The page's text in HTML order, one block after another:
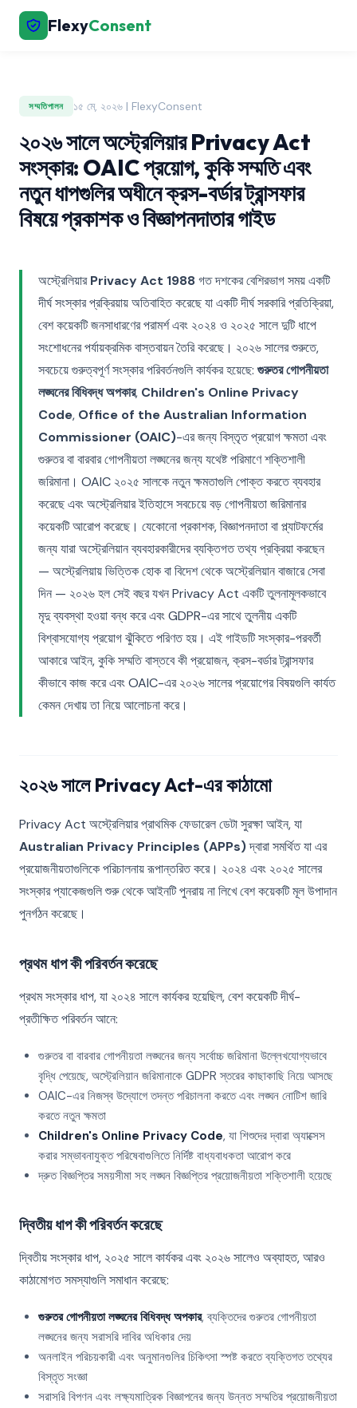
FlexyConsent
সম্মতিপালন ১৫ মে, ২০২৬ | FlexyConsent
২০২৬ সালে অস্ট্রেলিয়ার Privacy Act
সংস্কার: OAIC প্রয়োগ, কুকি সম্মতি এবং
নতুন ধাপগুলির অধীনে ক্রস-বর্ডার ট্রান্সফার
বিষয়ে প্রকাশক ও বিজ্ঞাপনদাতার গাইড
অস্ট্রেলিয়ারPrivacy Act 1988গত দশকের বেশিরভাগ সময় একটি
দীর্ঘ সংস্কার প্রক্রিয়ায় অতিবাহিত করেছে যা একটি দীর্ঘ সরকারি প্রতিক্রিয়া,
বেশ কয়েকটি জনসাধারণের পরামর্শ এবং ২০২৪ ও ২০২৫ সালে দুটি ধাপে
সংশোধনের পর্যায়ক্রমিক বাস্তবায়ন তৈরি করেছে। ২০২৬ সালের শুরুতে,
সবচেয়ে গুরুত্বপূর্ণ সংস্কার পরিবর্তনগুলি কার্যকর হয়েছে: গুরুতর গোপনীয়তা
লঙ্ঘনের বিধিবদ্ধ অপকার, Children's Online Privacy
Code, Office of the Australian Information
Commissioner (OAIC)-এর জন্য বিস্তৃত প্রয়োগ ক্ষমতা এবং
গুরুতর বা বারবার গোপনীয়তা লঙ্ঘনের জন্য যথেষ্ট পরিমাণে শক্তিশালী
জরিমানা। OAIC ২০২৫ সালকে নতুন ক্ষমতাগুলি পোক্ত করতে ব্যবহার
করেছে এবং অস্ট্রেলিয়ার ইতিহাসে সবচেয়ে বড় গোপনীয়তা জরিমানার
কয়েকটি আরোপ করেছে। যেকোনো প্রকাশক, বিজ্ঞাপনদাতা বা প্ল্যাটফর্মের
জন্য যারা অস্ট্রেলিয়ান ব্যবহারকারীদের ব্যক্তিগত তথ্য প্রক্রিয়া করছেন
— অস্ট্রেলিয়ায় ভিত্তিক হোক বা বিদেশ থেকে অস্ট্রেলিয়ান বাজারে সেবা
দিন — ২০২৬ হল সেই বছর যখন Privacy Act একটি তুলনামূলকভাবে
মৃদু ব্যবস্থা হওয়া বন্ধ করে এবং GDPR-এর সাথে তুলনীয় একটি
বিশ্বাসযোগ্য প্রয়োগ ঝুঁকিতে পরিণত হয়। এই গাইডটি সংস্কার-পরবর্তী
আকারে আইন, কুকি সম্মতি বাস্তবে কী প্রয়োজন, ক্রস-বর্ডার ট্রান্সফার
কীভাবে কাজ করে এবং OAIC-এর ২০২৬ সালের প্রয়োগের বিষয়গুলি কার্যত
কেমন দেখায় তা নিয়ে আলোচনা করে।
২০২৬ সালে Privacy Act-এর কাঠামো
Privacy Act অস্ট্রেলিয়ার প্রাথমিক ফেডারেল ডেটা সুরক্ষা আইন, যা
Australian Privacy Principles (APPs)দ্বারা সমর্থিত যা এর
প্রয়োজনীয়তাগুলিকে পরিচালনায় রূপান্তরিত করে। ২০২৪ এবং ২০২৫ সালের
সংস্কার প্যাকেজগুলি শুরু থেকে আইনটি পুনরায় না লিখে বেশ কয়েকটি মূল উপাদান
পুনর্গঠন করেছে।
প্রথম ধাপ কী পরিবর্তন করেছে
প্রথম সংস্কার ধাপ, যা ২০২৪ সালে কার্যকর হয়েছিল, বেশ কয়েকটি দীর্ঘ-
প্রতীক্ষিত পরিবর্তন আনে:
গুরুতর বা বারবার গোপনীয়তা লঙ্ঘনের জন্য সর্বোচ্চ জরিমানা উল্লেখযোগ্যভাবে
বৃদ্ধি পেয়েছে, অস্ট্রেলিয়ান জরিমানাকে GDPR স্তরের কাছাকাছি নিয়ে আসছে
OAIC-এর নিজস্ব উদ্যোগে তদন্ত পরিচালনা করতে এবং লঙ্ঘন নোটিশ জারি
করতে নতুন ক্ষমতা
Children's Online Privacy Code, যা শিশুদের দ্বারা অ্যাক্সেস
করার সম্ভাবনাযুক্ত পরিষেবাগুলিতে নির্দিষ্ট বাধ্যবাধকতা আরোপ করে
দ্রুত বিজ্ঞপ্তির সময়সীমা সহ লঙ্ঘন বিজ্ঞপ্তির প্রয়োজনীয়তা শক্তিশালী হয়েছে
দ্বিতীয় ধাপ কী পরিবর্তন করেছে
দ্বিতীয় সংস্কার ধাপ, ২০২৫ সালে কার্যকর এবং ২০২৬ সালেও অব্যাহত, আরও
কাঠামোগত সমস্যাগুলি সমাধান করেছে:
গুরুতর গোপনীয়তা লঙ্ঘনের বিধিবদ্ধ অপকার, ব্যক্তিদের গুরুতর গোপনীয়তা
লঙ্ঘনের জন্য সরাসরি দাবির অধিকার দেয়
অনলাইন পরিচয়কারী এবং অনুমানগুলির চিকিৎসা স্পষ্ট করতে ব্যক্তিগত তথ্যের
বিস্তৃত সংজ্ঞা
সরাসরি বিপণন এবং লক্ষ্যমাত্রিক বিজ্ঞাপনের জন্য উন্নত সম্মতির প্রয়োজনীয়তা